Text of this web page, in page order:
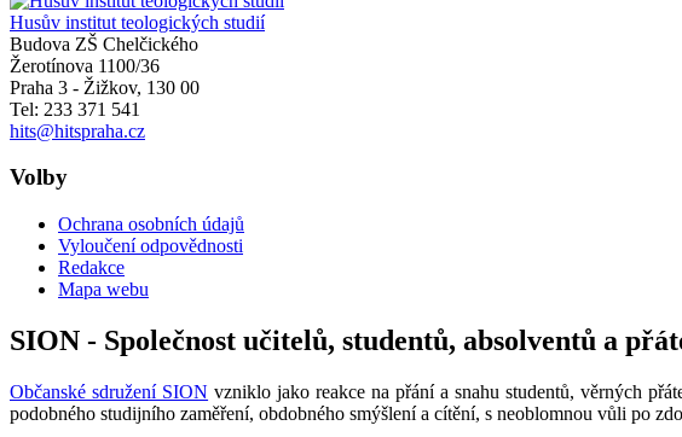
Husův institut teologických studií
Budova ZŠ Chelčického
Žerotínova 1100/36
Praha 3 - Žižkov, 130 00
Tel: 233 371 541
hits@hitspraha.cz
Volby
Ochrana osobních údajů
Vyloučení odpovědnosti
Redakce
Mapa webu
SION - Společnost učitelů, studentů, absolventů a
Občanské sdružení SION vzniklo jako reakce na přání a snahu studentů, věrných
podobného studijního zaměření, obdobného smýšlení a cítění, s neoblomnou vůli po